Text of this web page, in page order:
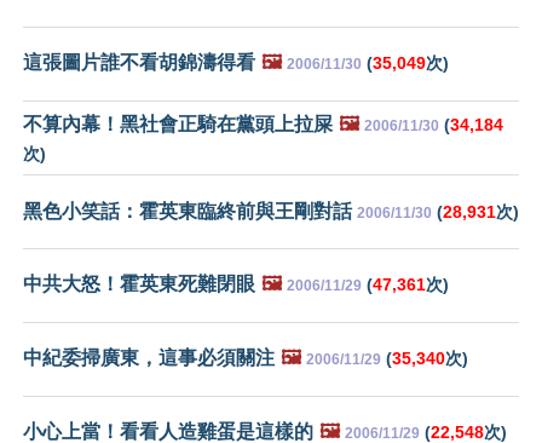
這張圖片誰不看胡錦濤得看 🖼️ 2006/11/30 (35,049次)
不算內幕！黑社會正騎在黨頭上拉屎 🖼️ 2006/11/30 (34,184
次)
黑色小笑話：霍英東臨終前與王剛對話 2006/11/30 (28,931次)
中共大怒！霍英東死難閉眼 🖼️ 2006/11/29 (47,361次)
中紀委掃廣東，這事必須關注 🖼️ 2006/11/29 (35,340次)
小心上當！看看人造雞蛋是這樣的 🖼️ 2006/11/29 (22,548次)